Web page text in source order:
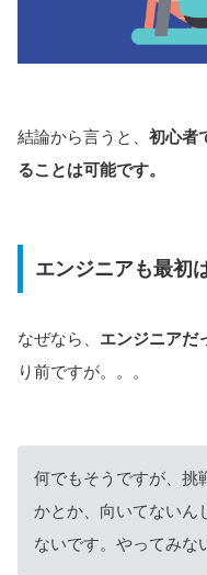
結論から言うと、 初心者
ることは可能です。
エンジニアも最初
なぜなら、 エンジニアだ
り前ですが。。。
何でもそうですが、挑
かとか、向いてないん
ないです。やってみな